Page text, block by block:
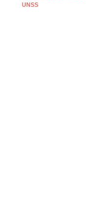
UNSS